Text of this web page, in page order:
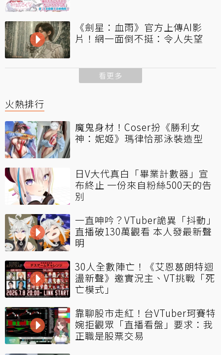
《劍星：血雨》官方上傳AI影
片！網一面倒不挺：令人失望
看更多
火熱排行
魔鬼身材！Coser扮《勝利女
神：妮姬》瑪律恰那泳裝造型
日V大代真白「畢業計數器」宣
布終止 一份來自粉絲500天的告
別
一直呻吟？VTuber詭異「抖動」
直播破130萬觀看 本人發最新聲
明
30人全數陣亡！《艾恩葛朗特迴
盪新聲》邀實況主、VT挑戰「死
亡模式」
靠聊股市走紅！台VTuber珂賽特
婉拒觀眾「直播看盤」要求：我
正職是股票交易